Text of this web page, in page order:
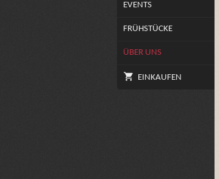
EVENTS
FRÜHSTÜCKE
ÜBER UNS
EINKAUFEN